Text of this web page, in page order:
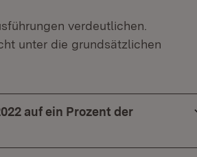
verdeutlichen.
unter die grundsätzlichen
auf ein Prozent der